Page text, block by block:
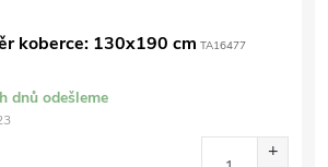
koberce: 130x190 cm TA16477
dnů odešleme